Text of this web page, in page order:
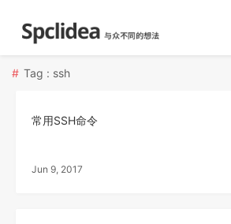
Tag : ssh
常用SSH命令
Jun 9, 2017